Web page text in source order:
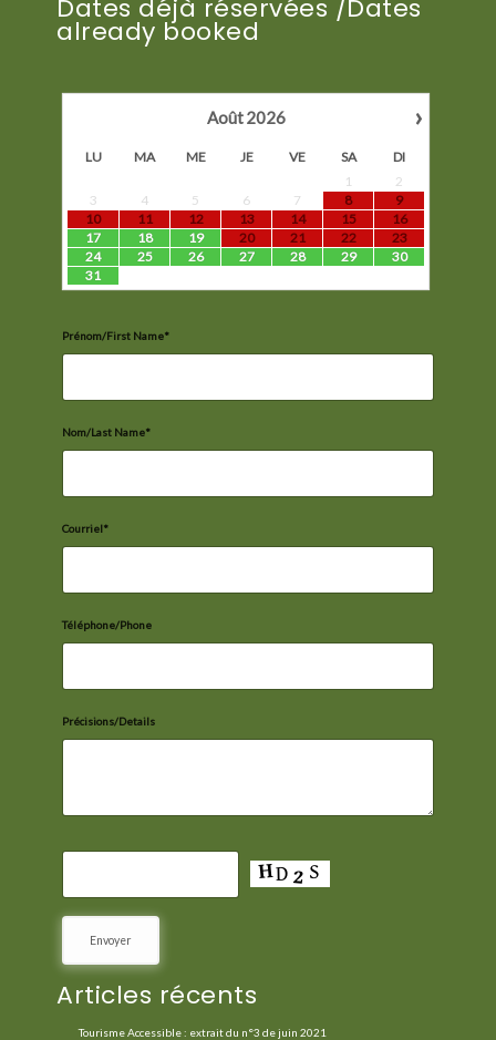
Dates déjà réservées /Dates
already booked
›
Août2026
LU MA ME JE VE SA
DI
1
2
3
4 5 6 7 8
9
10
11 12 13 14 15
16
17
18 19 20 21 22
23
24
25 26 27 28 29
30
31
Prénom/First Name*
Nom/Last Name*
Courriel*
Téléphone/Phone
Précisions/Details
Articles récents
Tourisme Accessible : extrait du n°3 de juin 2021